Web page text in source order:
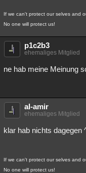
If we can't protect our selves and
No one will protect us!
p1c2b3
ehemaliges Mitglied
ne hab meine Meinung
al-amir
ehemaliges Mitglied
klar hab nichts dagegen
If we can't protect our selves and
No one will protect us!